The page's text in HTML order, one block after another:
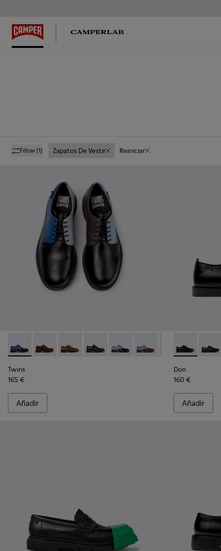
Filtrar(1) Zapatos De Vestir Reiniciar
Twins - K100979-026 - Zapatos de piel multicolor para
Twins - K100979-027 - Zapatos de ante marrones
Twins - K100979-025 - Zapatos marrones de
Twins - K100979-022 - Zapatos de piel
Twins - K100979-016
Twins - K100979-015
Twins - K100979-
Twins -
Twins
165 €
Añadir
Don - Don
Don
160 €
Añadir